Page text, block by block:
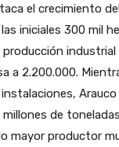
el crecimiento
iniciales 300 mil
producción
a 2.200.000.
de
mayor productor